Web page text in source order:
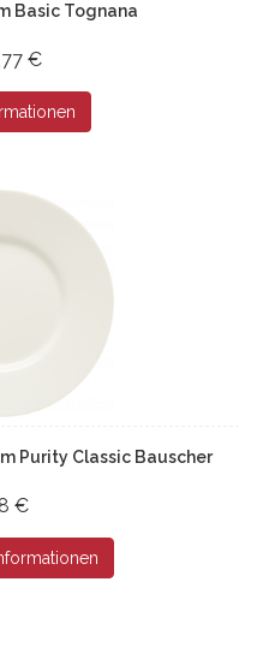
Basic Tognana
€
Purity Classic Bauscher
€